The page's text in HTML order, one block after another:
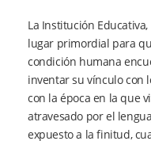
La Institución
lugar primordial para
condición humana
inventar su vínculo con
con la época en la que
atravesado por el
expuesto a la finitud,